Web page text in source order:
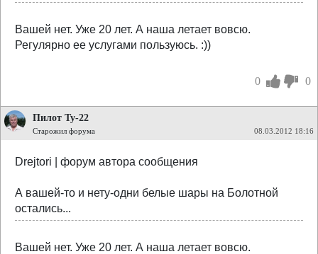
Вашей нет. Уже 20 лет. А наша летает вовсю.
Регулярно ее услугами пользуюсь. :))
0 0
Пилот Ту-22
Старожил форума 08.03.2012 18:16
Drejtori | форум автора сообщения
А вашей-то и нету-одни белые шары на Болотной
остались...
Вашей нет. Уже 20 лет. А наша летает вовсю.